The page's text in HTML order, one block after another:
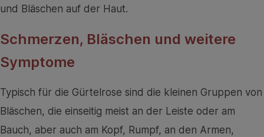
und Bläschen auf der Haut.
Schmerzen, Bläschen und weitere
Symptome
Typisch für die Gürtelrose sind die kleinen Gruppen von
Bläschen, die einseitig meist an der Leiste oder am
Bauch, aber auch am Kopf, Rumpf, an den Armen,